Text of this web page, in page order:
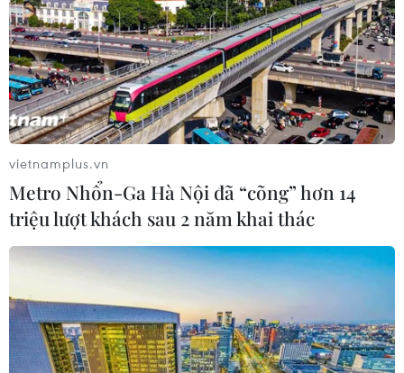
tâm điều chỉnh ngược chiều
11/11/2019 02:40
Phiên sáng 11/11, thương hiệu SJC tại Công ty vàng bạc
đá quý tăng 20.000 đồng mỗi lượng trong khi tỷ giá
trung tâm giảm 3 đồng/USD so với chốt phiên trước.
vietnamplus.vn
Metro Nhổn-Ga Hà Nội đã “cõng” hơn 14
triệu lượt khách sau 2 năm khai thác